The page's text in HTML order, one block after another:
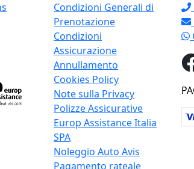
Condizioni Generali di
Prenotazione
Condizioni
Assicurazione
Annullamento
Cookies Policy
Note sulla Privacy
Polizze Assicurative
Europ Assistance Italia
SPA
Noleggio Auto Avis
Pagamento rateale